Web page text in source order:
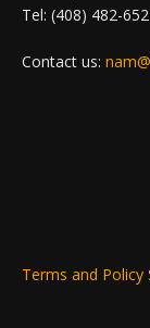
Tel: (408) 482-
Contact us:
Terms and Policy